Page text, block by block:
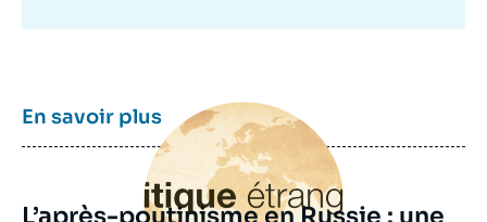
En savoir plusImage
principale